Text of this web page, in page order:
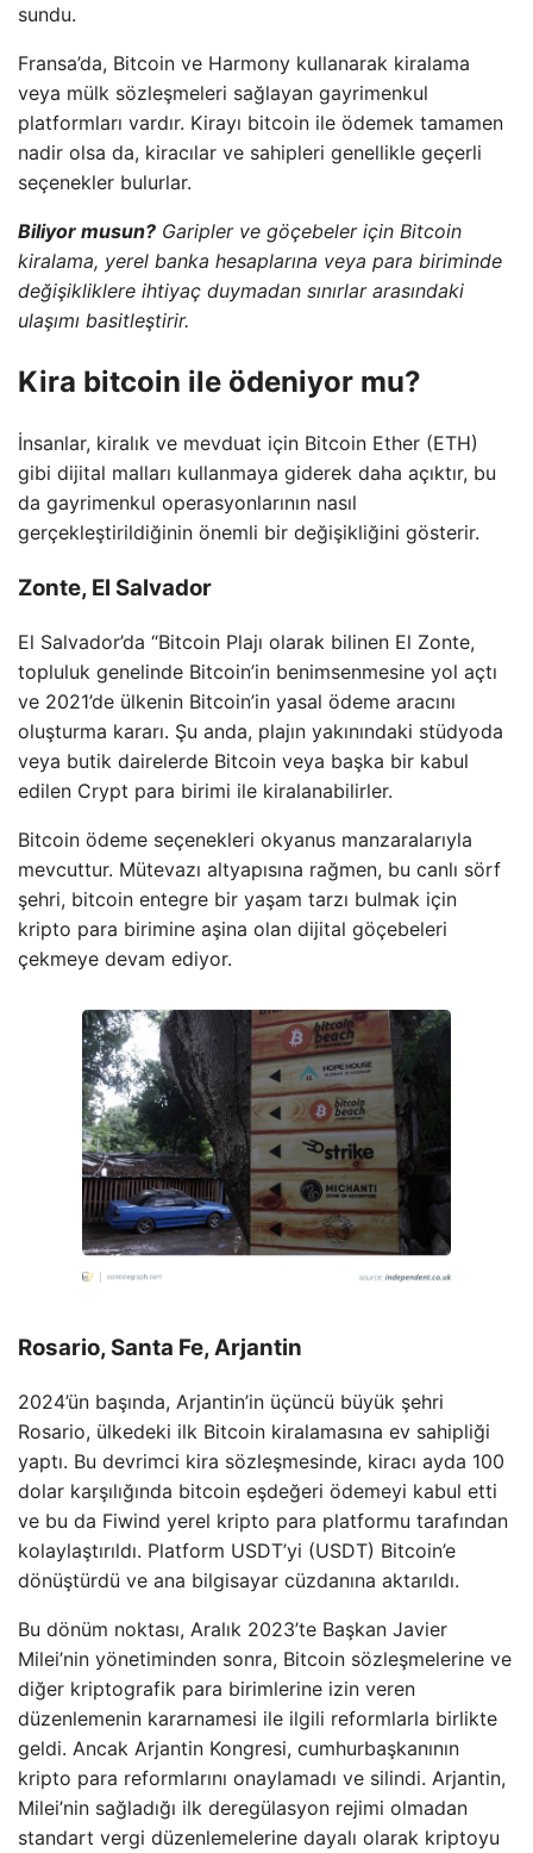
sundu.
Fransa’da, Bitcoin ve Harmony kullanarak kiralama
veya mülk sözleşmeleri sağlayan gayrimenkul
platformları vardır. Kirayı bitcoin ile ödemek tamamen
nadir olsa da, kiracılar ve sahipleri genellikle geçerli
seçenekler bulurlar.
Biliyor musun? Garipler ve göçebeler için Bitcoin
kiralama, yerel banka hesaplarına veya para biriminde
değişikliklere ihtiyaç duymadan sınırlar arasındaki
ulaşımı basitleştirir.
Kira bitcoin ile ödeniyor mu?
İnsanlar, kiralık ve mevduat için Bitcoin Ether (ETH)
gibi dijital malları kullanmaya giderek daha açıktır, bu
da gayrimenkul operasyonlarının nasıl
gerçekleştirildiğinin önemli bir değişikliğini gösterir.
Zonte, El Salvador
El Salvador’da “Bitcoin Plajı olarak bilinen El Zonte,
topluluk genelinde Bitcoin’in benimsenmesine yol açtı
ve 2021’de ülkenin Bitcoin’in yasal ödeme aracını
oluşturma kararı. Şu anda, plajın yakınındaki stüdyoda
veya butik dairelerde Bitcoin veya başka bir kabul
edilen Crypt para birimi ile kiralanabilirler.
Bitcoin ödeme seçenekleri okyanus manzaralarıyla
mevcuttur. Mütevazı altyapısına rağmen, bu canlı sörf
şehri, bitcoin entegre bir yaşam tarzı bulmak için
kripto para birimine aşina olan dijital göçebeleri
çekmeye devam ediyor.
Rosario, Santa Fe, Arjantin
2024’ün başında, Arjantin’in üçüncü büyük şehri
Rosario, ülkedeki ilk Bitcoin kiralamasına ev sahipliği
yaptı. Bu devrimci kira sözleşmesinde, kiracı ayda 100
dolar karşılığında bitcoin eşdeğeri ödemeyi kabul etti
ve bu da Fiwind yerel kripto para platformu tarafından
kolaylaştırıldı. Platform USDT’yi (USDT) Bitcoin’e
dönüştürdü ve ana bilgisayar cüzdanına aktarıldı.
Bu dönüm noktası, Aralık 2023’te Başkan Javier
Milei’nin yönetiminden sonra, Bitcoin sözleşmelerine ve
diğer kriptografik para birimlerine izin veren
düzenlemenin kararnamesi ile ilgili reformlarla birlikte
geldi. Ancak Arjantin Kongresi, cumhurbaşkanının
kripto para reformlarını onaylamadı ve silindi. Arjantin,
Milei’nin sağladığı ilk deregülasyon rejimi olmadan
standart vergi düzenlemelerine dayalı olarak kriptoyu